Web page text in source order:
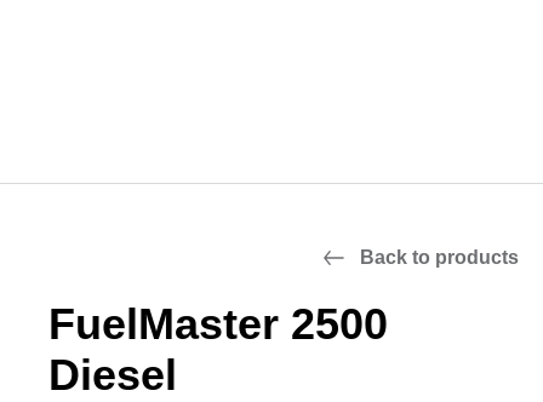
Back to products
FuelMaster 2500
Diesel